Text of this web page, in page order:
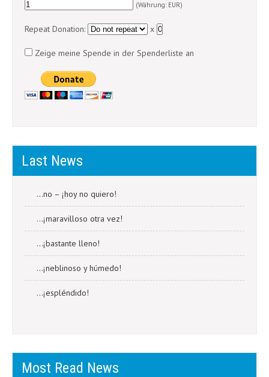
(Währung: EUR)
Repeat Donation: x
Zeige meine Spende in der Spenderliste an
Last News
…no – ¡hoy no quiero!
…¡maravilloso otra vez!
…¡bastante lleno!
…¡neblinoso y húmedo!
…¡espléndido!
Most Read News